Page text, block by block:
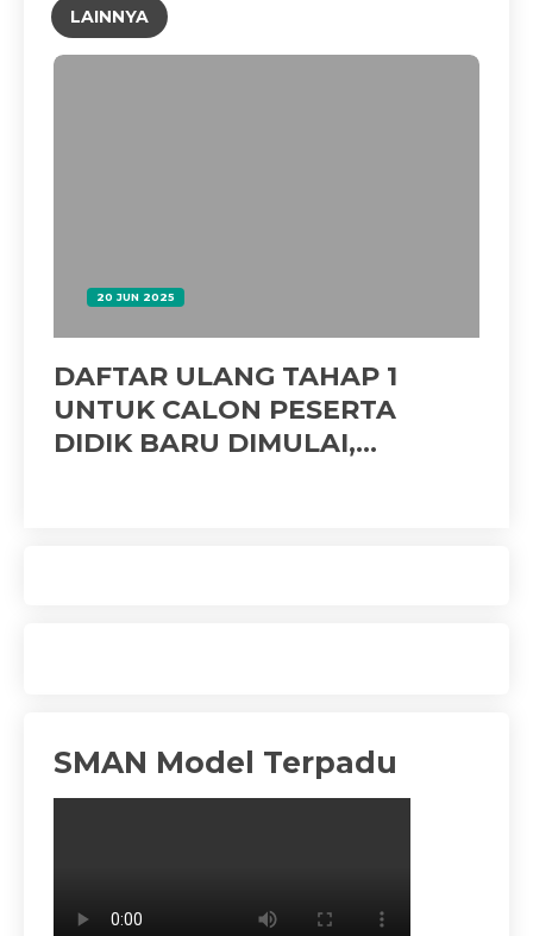
LAINNYA
20 JUN 2025
DAFTAR ULANG TAHAP 1
UNTUK CALON PESERTA
DIDIK BARU DIMULAI,
SMAN Model Terpadu